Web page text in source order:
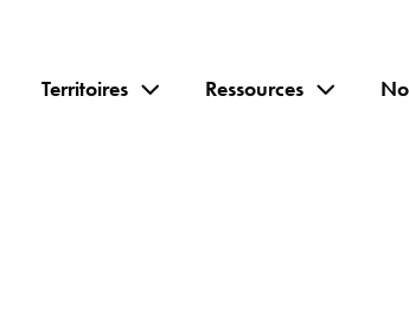
Territoires Ressources